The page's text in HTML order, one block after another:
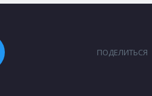
ПОДЕЛИТЬСЯ